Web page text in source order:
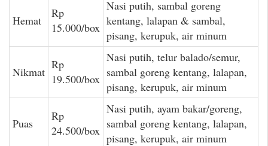
Hemat
Rp
15.000/box
Nasi putih, sambal goreng
kentang, lalapan & sambal,
pisang, kerupuk, air minum
Nikmat
Rp
19.500/box
Nasi putih, telur balado/semur,
sambal goreng kentang, lalapan,
pisang, kerupuk, air minum
Puas
Rp
24.500/box
Nasi putih, ayam bakar/goreng,
sambal goreng kentang, lalapan,
pisang, kerupuk, air minum